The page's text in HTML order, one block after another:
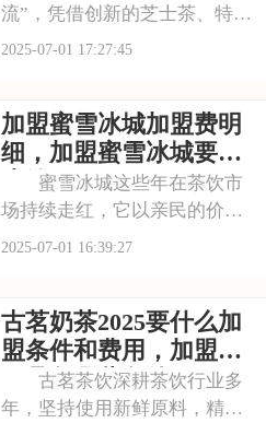
流”，凭借创新的芝士茶、特色
果茶，还有时尚的门店设计，
多少钱？需要满足哪些条件？
以下是喜茶奶茶店加盟的要
求，加盟喜茶需要
2025-07-01 17:27:45
加盟蜜雪冰城加盟费明
细，加盟蜜雪冰城要多
少钱
蜜雪冰城这些年在茶饮市
场持续走红，它以亲民的价格
和丰富的产品线，覆盖了广泛
投资者心动不已。那么，加盟
蜜雪冰城需要多少费用呢？下
面就来看看加盟蜜雪
2025-07-01 16:39:27
古茗奶茶2025要什么加
盟条件和费用，加盟需
要具备哪些条件
古茗茶饮深耕茶饮行业多
年，坚持使用新鲜原料，精心